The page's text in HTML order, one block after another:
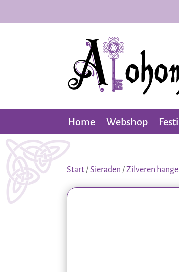
Home Webshop
Start /Sieraden /Zilveren